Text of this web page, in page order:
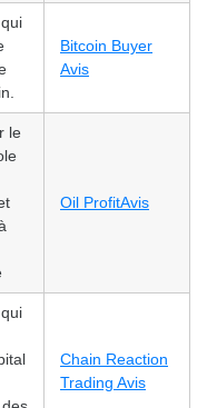
Bitcoin Buyer
Avis
le
Oil ProfitAvis
Chain Reaction
Trading Avis